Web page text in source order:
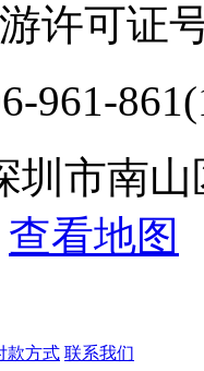
许可证
961-
圳市南
查看地图
款方式 联系我们